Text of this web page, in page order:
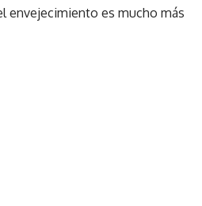
envejecimiento es mucho más